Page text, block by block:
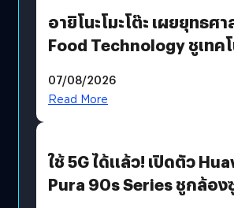
อายิโนะโมะโต๊ะ เผยยุทธศ
Food Technology ชูเทค
บริโภคและ B2B
07/08/2026
Read More
ใช้ 5G ได้แล้ว! เปิดตัว
Pura 90s Series ชูกล้อง